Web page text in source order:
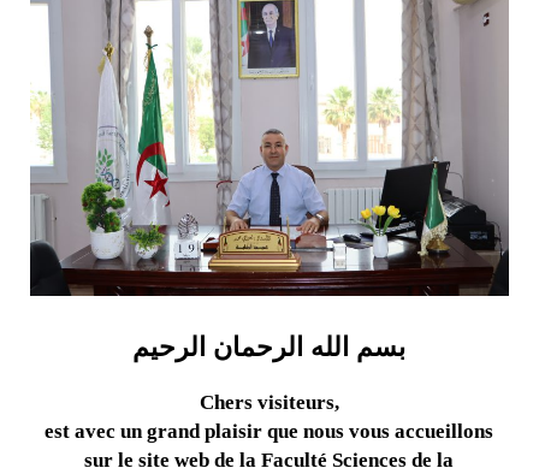
بسم الله الرحمان الرحيم
Chers visiteurs,
est avec un grand plaisir que nous vous accueillons
sur le site web de la Faculté Sciences de la